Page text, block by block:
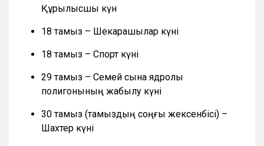
Құрылысшы күн
18 тамыз – Шекарашылар күні
18 тамыз – Спорт күні
29 тамыз – Семей сынақ ядролық
полигонының жабылу күні
30 тамыз (тамыздың соңғы жексенбісі) –
Шахтер күні